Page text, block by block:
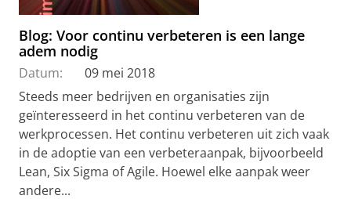
Blog: Voor continu verbeteren is een lange
adem nodig
Datum:
09 mei 2018
Steeds meer bedrijven en organisaties zijn
geïnteresseerd in het continu verbeteren van de
werkprocessen. Het continu verbeteren uit zich vaak
in de adoptie van een verbeteraanpak, bijvoorbeeld
Lean, Six Sigma of Agile. Hoewel elke aanpak weer
andere...